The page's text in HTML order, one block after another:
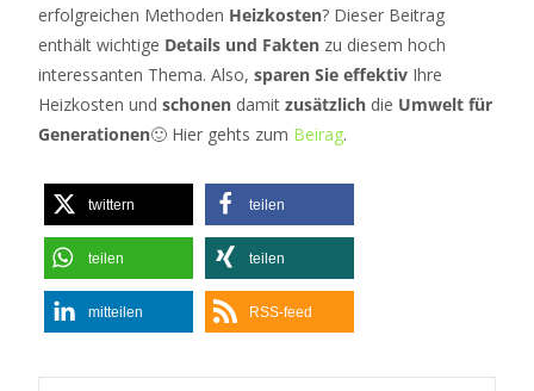
erfolgreichen Methoden Heizkosten? Dieser Beitrag
enthält wichtige Details und Fakten zu diesem hoch
interessanten Thema. Also, sparen Sie effektiv Ihre
Heizkosten und schonen damit zusätzlich die Umwelt für
Generationen🙂 Hier gehts zum Beirag.
twittern teilen
teilen teilen
mitteilen RSS-feed